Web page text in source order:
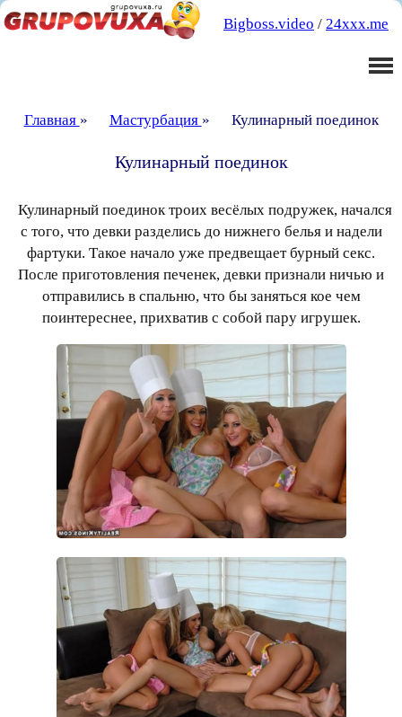
Bigboss.video / 24xxx.me
Главная » Мастурбация » Кулинарный поединок
Кулинарный поединок
Кулинарный поединок троих весёлых подружек, начался
с того, что девки разделись до нижнего белья и надели
фартуки. Такое начало уже предвещает бурный секс.
После приготовления печенек, девки признали ничью и
отправились в спальню, что бы заняться кое чем
поинтереснее, прихватив с собой пару игрушек.